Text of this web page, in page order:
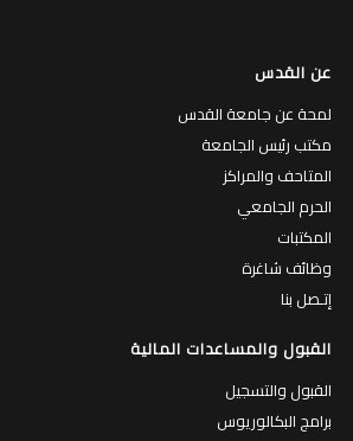
عن القدس
لمحة عن جامعة القدس
مكتب رئيس الجامعة
المتاحف والمراكز
الحرم الجامعي
المكتبات
وظائف شاغرة
إتـصل بنا
القبول والمساعدات المالية
القبول والتسجيل
برامج البكالوريوس